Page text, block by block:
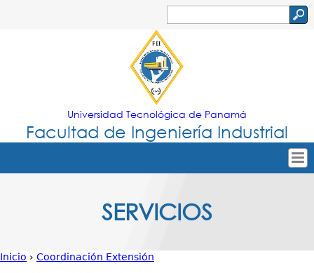
Jump to navigation
de
búsqueda
Universidad Tecnológica de Panamá
Facultad de Ingeniería Industrial
Nuestra Facultad
Secretarías
SERVICIOS
Inicio › Coordinación Extensión